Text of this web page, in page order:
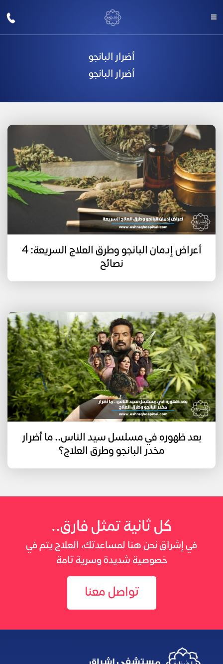
أضرار البانجو
أضرار البانجو
أعراض إدمان البانجو وطرق العلاج السريعة: 4
نصائح
بعد ظهوره في مسلسل سيد الناس.. ما أضرار
مخدر البانجو وطرق العلاج؟
كل ثانية تمثل فارق..
في إشراق نحن هنا لمساعدتك، العلاج يتم في
خصوصية شديدة وسرية تامة
تواصل معنا